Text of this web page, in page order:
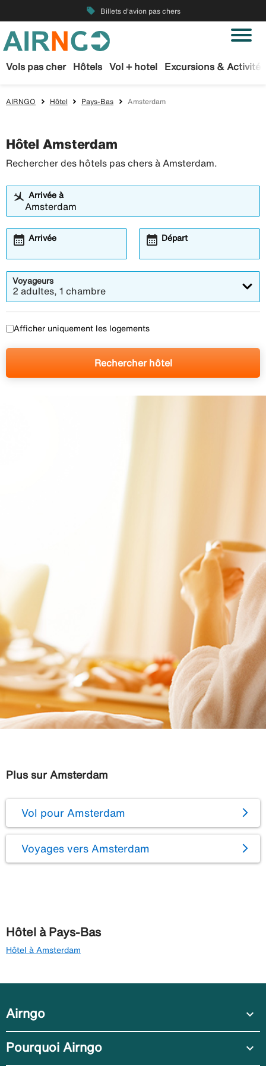
local_offer Billets d'avion pas chers
Vols pas cher Hôtels Vol + hotel Excursions & Activités
AIRNGO Hôtel Pays-Bas Amsterdam
Hôtel Amsterdam
Rechercher des hôtels pas chers à Amsterdam.
Arrivée à
Arrivée
calendar_month Départ
calendar_month
Voyageurs
2 adultes, 1 chambre
Afficher uniquement les logements
Rechercher hôtel
Plus sur Amsterdam
Vol pour Amsterdam
Voyages vers Amsterdam
Hôtel à Pays-Bas
Hôtel à Amsterdam
Airngo expand_more
Pourquoi Airngo expand_more